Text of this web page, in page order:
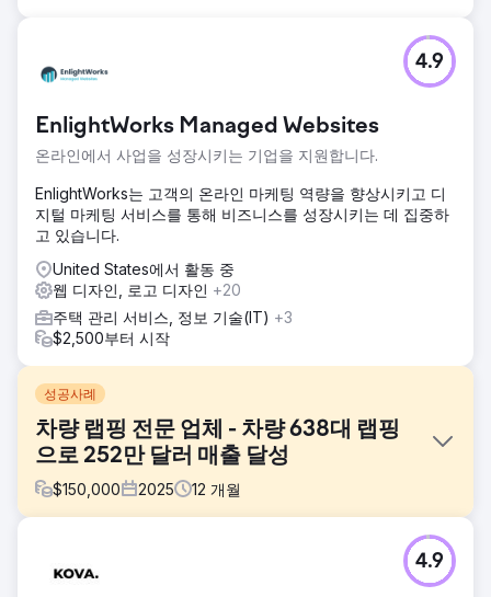
EnlightWorks Managed Websites
온라인에서 사업을 성장시키는 기업을 지원합니다.
4.9
EnlightWorks는 고객의 온라인 마케팅 역량을 향상시키고 디
지털 마케팅 서비스를 통해 비즈니스를 성장시키는 데 집중하
고 있습니다.
United States에서 활동 중
웹 디자인, 로고 디자인 +20
주택 관리 서비스, 정보 기술(IT) +3
$2,500부터 시작
성공사례
차량 랩핑 전문 업체 - 차량 638대 랩핑
으로 252만 달러 매출 달성
$150,000 2025 12 개월
고객사는 기존에 오프라인 방식으로만 차량을 판매해 왔지만,
월별 신규 차량 판매량에 만족하지 못하고 있었습니다. 오프라
4.9